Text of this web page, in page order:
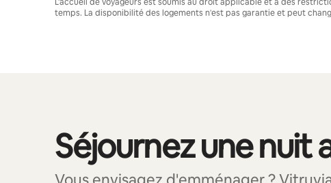
temps. La disponibilité des logements n'est pas garantie et peut
Séjournez une nuit
0 sur 0 élément visible